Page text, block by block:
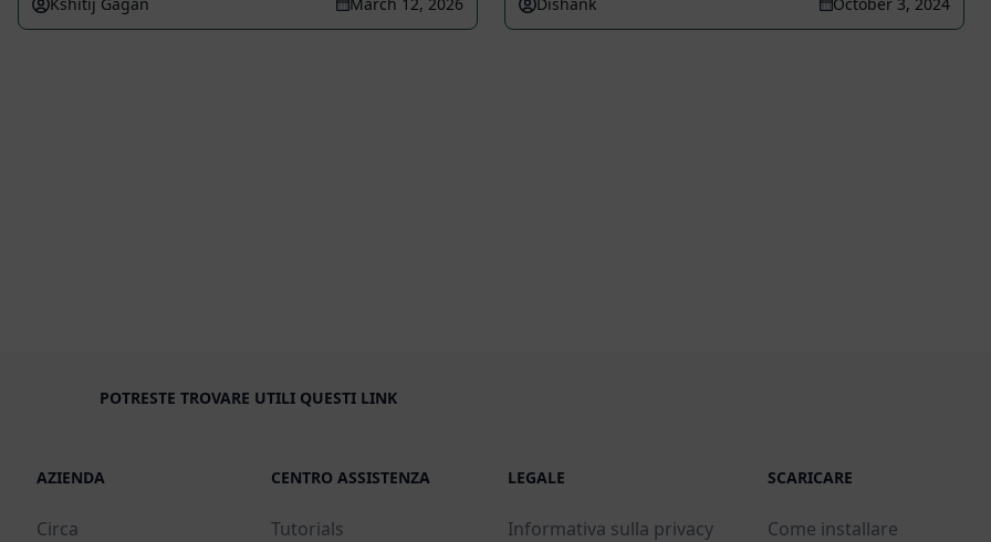
POTRESTE TROVARE UTILI QUESTI LINK
AZIENDA
Circa
CENTRO ASSISTENZA
Tutorials
LEGALE
Informativa sulla privacy
SCARICARE
Come installare